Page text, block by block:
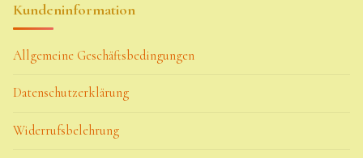
Kundeninformation
Allgemeine Geschäftsbedingungen
Datenschutzerklärung
Widerrufsbelehrung